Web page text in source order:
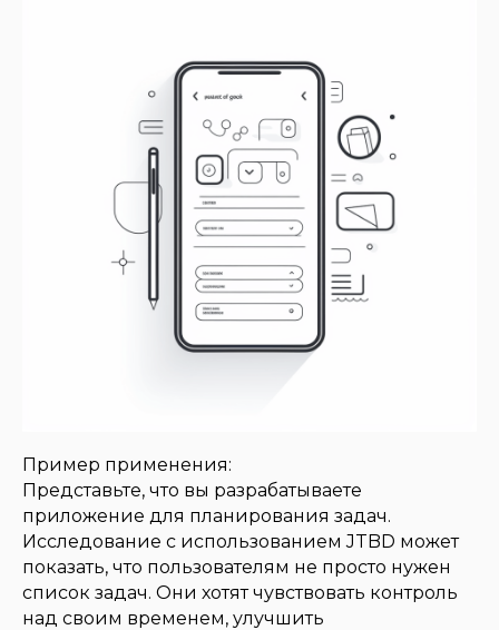
Пример применения:
Представьте, что вы разрабатываете
приложение для планирования задач.
Исследование с использованием JTBD может
показать, что пользователям не просто нужен
список задач. Они хотят чувствовать контроль
над своим временем, улучшить